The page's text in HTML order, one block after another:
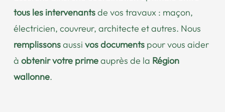
tous les intervenantsde vos travaux : maçon,
électricien, couvreur, architecte et autres. Nous
remplissonsaussi vos documents pour vous aider
à obtenir votre primeauprès de la Région
wallonne.